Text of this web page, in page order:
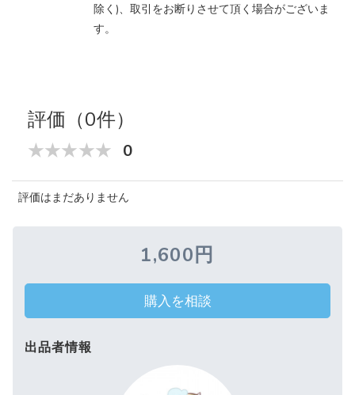
除く)、取引をお断りさせて頂く場合がございま
す。
評価（0件）
0
評価はまだありません
1,600円
購入を相談
出品者情報